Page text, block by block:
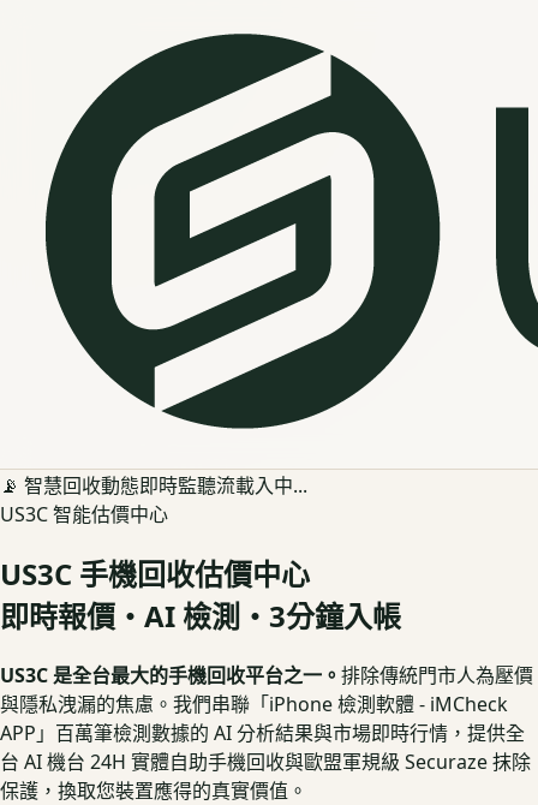
📡 智慧回收動態即時監聽流載入中...
US3C 智能估價中心
US3C 手機回收估價中心
即時報價・AI 檢測・3分鐘入帳
US3C 是全台最大的手機回收平台之一。 排除傳統門市人為壓價
與隱私洩漏的焦慮。我們串聯「iPhone 檢測軟體 - iMCheck
APP」百萬筆檢測數據的 AI 分析結果與市場即時行情，提供全
台 AI 機台 24H 實體自助手機回收與歐盟軍規級 Securaze 抹除
保護，換取您裝置應得的真實價值。